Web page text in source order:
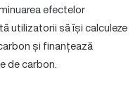
efectelor
utilizatorii să își calculeze
și finanțează
de carbon.